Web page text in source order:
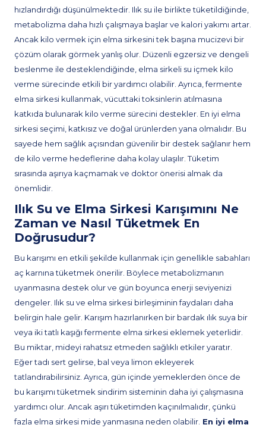
hızlandırdığı düşünülmektedir. Ilık su ile birlikte tüketildiğinde,
metabolizma daha hızlı çalışmaya başlar ve kalori yakımı artar.
Ancak kilo vermek için elma sirkesini tek başına mucizevi bir
çözüm olarak görmek yanlış olur. Düzenli egzersiz ve dengeli
beslenme ile desteklendiğinde, elma sirkeli su içmek kilo
verme sürecinde etkili bir yardımcı olabilir. Ayrıca, fermente
elma sirkesi kullanmak, vücuttaki toksinlerin atılmasına
katkıda bulunarak kilo verme sürecini destekler. En iyi elma
sirkesi seçimi, katkısız ve doğal ürünlerden yana olmalıdır. Bu
sayede hem sağlık açısından güvenilir bir destek sağlanır hem
de kilo verme hedeflerine daha kolay ulaşılır. Tüketim
sırasında aşırıya kaçmamak ve doktor önerisi almak da
önemlidir.
Ilık Su ve Elma Sirkesi Karışımını Ne
Zaman ve Nasıl Tüketmek En
Doğrusudur?
Bu karışımı en etkili şekilde kullanmak için genellikle sabahları
aç karnına tüketmek önerilir. Böylece metabolizmanın
uyanmasına destek olur ve gün boyunca enerji seviyenizi
dengeler. Ilık su ve elma sirkesi birleşiminin faydaları daha
belirgin hale gelir. Karışım hazırlanırken bir bardak ılık suya bir
veya iki tatlı kaşığı fermente elma sirkesi eklemek yeterlidir.
Bu miktar, mideyi rahatsız etmeden sağlıklı etkiler yaratır.
Eğer tadı sert gelirse, bal veya limon ekleyerek
tatlandırabilirsiniz. Ayrıca, gün içinde yemeklerden önce de
bu karışımı tüketmek sindirim sisteminin daha iyi çalışmasına
yardımcı olur. Ancak aşırı tüketimden kaçınılmalıdır, çünkü
fazla elma sirkesi mide yanmasına neden olabilir. En iyi elma